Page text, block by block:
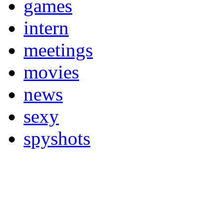
games
intern
meetings
movies
news
sexy
spyshots